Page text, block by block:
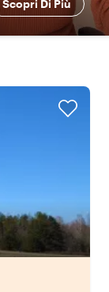
Scopri Di Più